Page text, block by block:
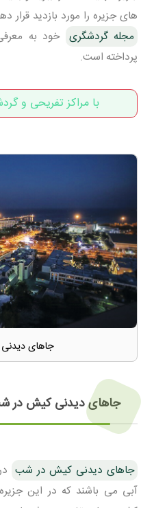
های جزیره را مورد بازدید قرار
مجله گردشگری خود به
پرداخته است.
با مراکز تفریحی و
جاهای
جاهای دیدنی کیش در
جاهای دیدنی کیش در شب
آبی می باشند که در این